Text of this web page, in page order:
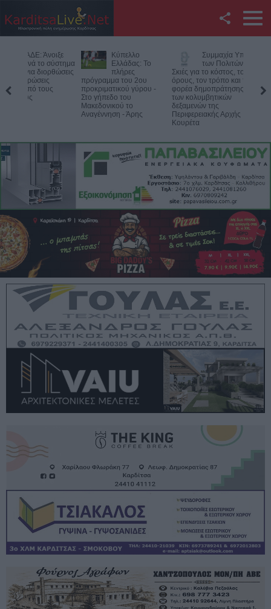
Twitter
YouTube
Αναζήτηση
Επικοινωνία με το
KarditsaLive.Net
Κύπελλο
Ελλάδας: Το
πλήρες
πρόγραμμα του 2ου
προκριματικού γύρου -
Στο γήπεδο του
Αναγέννηση - Άρης
των Πολιτών:
Σκιές για το κόστος, τους
όρους, τον τρόπο και τον
φορέα δημοπράτησης
των κολυμβητικών
δεξαμενών της
Περιφερειακής Αρχής
Υπό
φωτιά σε
δύσβατο
στον Όλυμπο –
Παραμένουν οι
στο σημείο